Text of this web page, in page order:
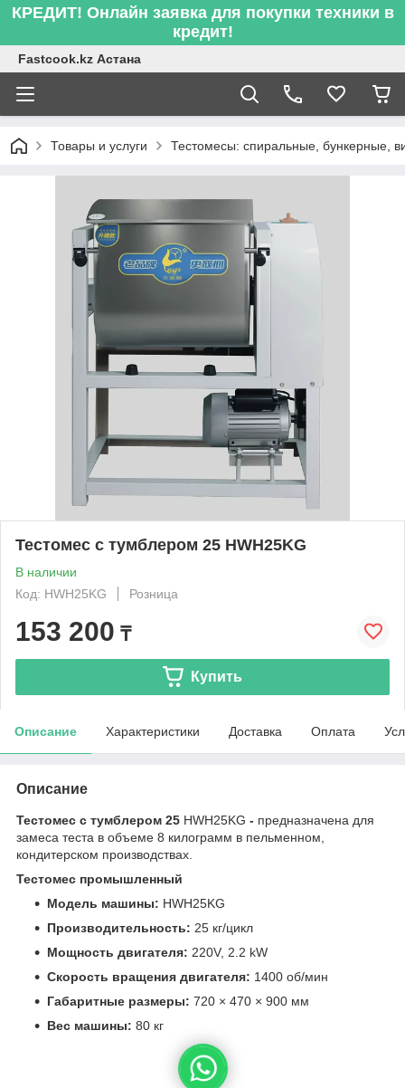
КРЕДИТ! Онлайн заявка для покупки техники в
кредит!
Fastcook.kz Астана
Товары и услуги Тестомесы: спиральные, бункерные,
Тестомес с тумблером 25 HWH25KG
В наличии
Код: HWH25KG
Розница
153 200 ₸
Купить
Описание Характеристики Доставка Оплата
Описание
Тестомес с тумблером 25 HWH25KG - предназначена для
замеса теста в объеме 8 килограмм в пельменном,
кондитерском производствах.
Тестомес промышленный
Модель машины: HWH25KG
Производительность: 25 кг/цикл
Мощность двигателя: 220V, 2.2 kW
Скорость вращения двигателя: 1400 об/мин
Габаритные размеры: 720 × 470 × 900 мм
Вес машины: 80 кг